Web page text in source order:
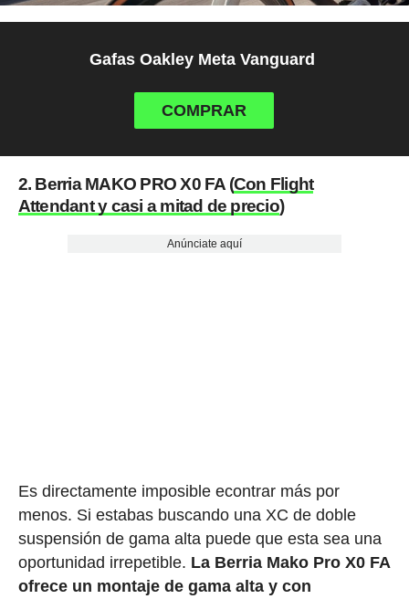
Gafas Oakley Meta Vanguard
COMPRAR
2. Berria MAKO PRO X0 FA (Con Flight
Attendant y casi a mitad de precio)
Anúnciate aquí
Es directamente imposible econtrar más por
menos. Si estabas buscando una XC de doble
suspensión de gama alta puede que esta sea una
oportunidad irrepetible. La Berria Mako Pro X0 FA
ofrece un montaje de gama alta y con